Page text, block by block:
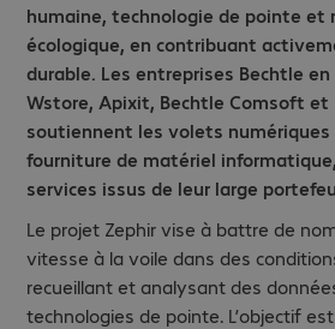
humaine, technologie de pointe et
écologique, en contribuant
durable. Les entreprises Bechtle en
Wstore, Apixit, Bechtle Comsoft et
soutiennent les volets
fourniture de matériel
services issus de leur large
Le projet Zephir vise à battre de
vitesse à la voile dans des
recueillant et analysant des
technologies de pointe. L’objectif